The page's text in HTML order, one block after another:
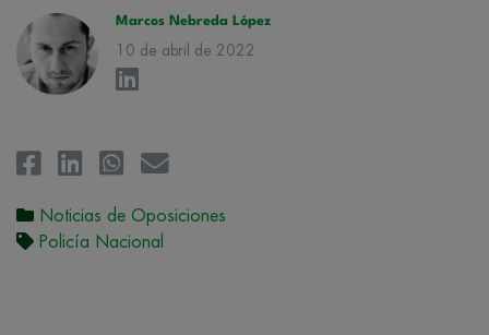
Marcos Nebreda López
10 de abril de 2022
Noticias de Oposiciones
Policía Nacional